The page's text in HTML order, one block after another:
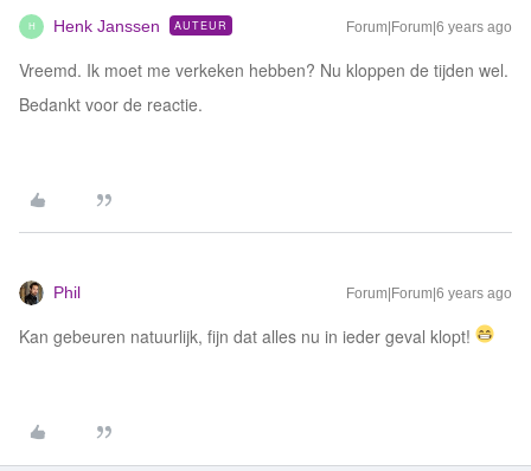
H Henk Janssen AUTEUR Forum|Forum|6 years ago
Vreemd. Ik moet me verkeken hebben? Nu kloppen de tijden wel.
Bedankt voor de reactie.
Phil Forum|Forum|6 years ago
Kan gebeuren natuurlijk, fijn dat alles nu in ieder geval klopt!